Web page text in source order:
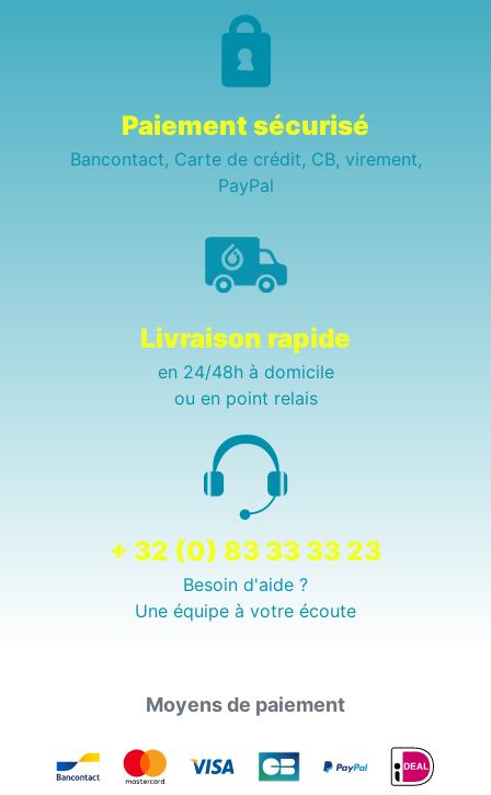
Paiement sécurisé
Bancontact, Carte de crédit, CB, virement,
PayPal
Livraison rapide
en 24/48h à domicile
ou en point relais
+ 32 (0) 83 33 33 23
Besoin d'aide ?
Une équipe à votre écoute
Moyens de paiement